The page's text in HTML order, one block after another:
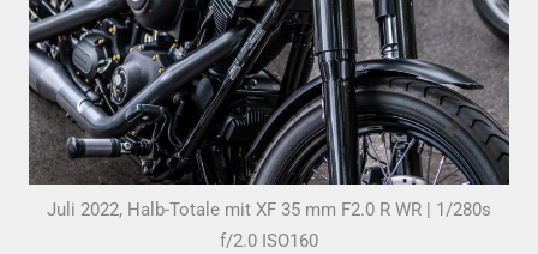
Juli 2022, Halb-Totale mit XF 35 mm F2.0 R WR | 1/280s
f/2.0 ISO160